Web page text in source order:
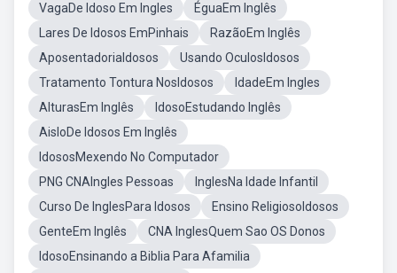
VagaDe Idoso Em Ingles
ÉguaEm Inglês
Lares De Idosos EmPinhais
RazãoEm Inglês
AposentadoriaIdosos
Usando OculosIdosos
Tratamento Tontura NosIdosos
IdadeEm Ingles
AlturasEm Inglês
IdosoEstudando Inglês
AisloDe Idosos Em Inglês
IdososMexendo No Computador
PNG CNAIngles Pessoas
InglesNa Idade Infantil
Curso De InglesPara Idosos
Ensino ReligiosoIdosos
GenteEm Inglês
CNA InglesQuem Sao OS Donos
IdosoEnsinando a Biblia Para Afamilia